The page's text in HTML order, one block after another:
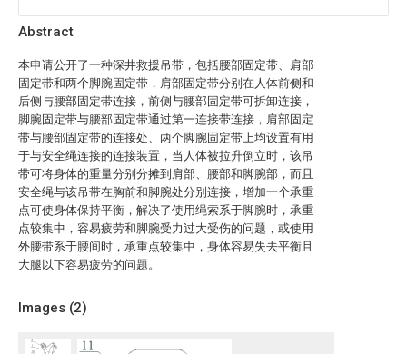
Abstract
本申请公开了一种深井救援吊带，包括腰部固定带、肩部
固定带和两个脚腕固定带，肩部固定带分别在人体前侧和
后侧与腰部固定带连接，前侧与腰部固定带可拆卸连接，
脚腕固定带与腰部固定带通过第一连接带连接，肩部固定
带与腰部固定带的连接处、两个脚腕固定带上均设置有用
于与安全绳连接的连接装置，当人体被拉升倒立时，该吊
带可将身体的重量分别分摊到肩部、腰部和脚腕部，而且
安全绳与该吊带在胸前和脚腕处分别连接，增加一个承重
点可使身体保持平衡，解决了使用绳索系于脚腕时，承重
点较集中，容易疲劳和脚腕受力过大受伤的问题，或使用
外腰带系于腰间时，承重点较集中，身体容易失去平衡且
大腿以下容易疲劳的问题。
Images (2)